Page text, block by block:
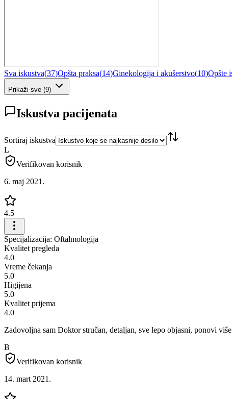
Sva iskustva(37)Opšta praksa(14)Ginekologija i akušerstvo(10)Opšte
Prikaži sve (9)
Iskustva pacijenata
Sortiraj iskustva
L
Verifikovan korisnik
6. maj 2021.
4.5
Specijalizacija: Oftalmologija
Kvalitet pregleda
4.0
Vreme čekanja
5.0
Higijena
5.0
Kvalitet prijema
4.0
Zadovoljna sam Doktor stručan, detaljan, sve lepo objasni, ponovi
B
Verifikovan korisnik
14. mart 2021.